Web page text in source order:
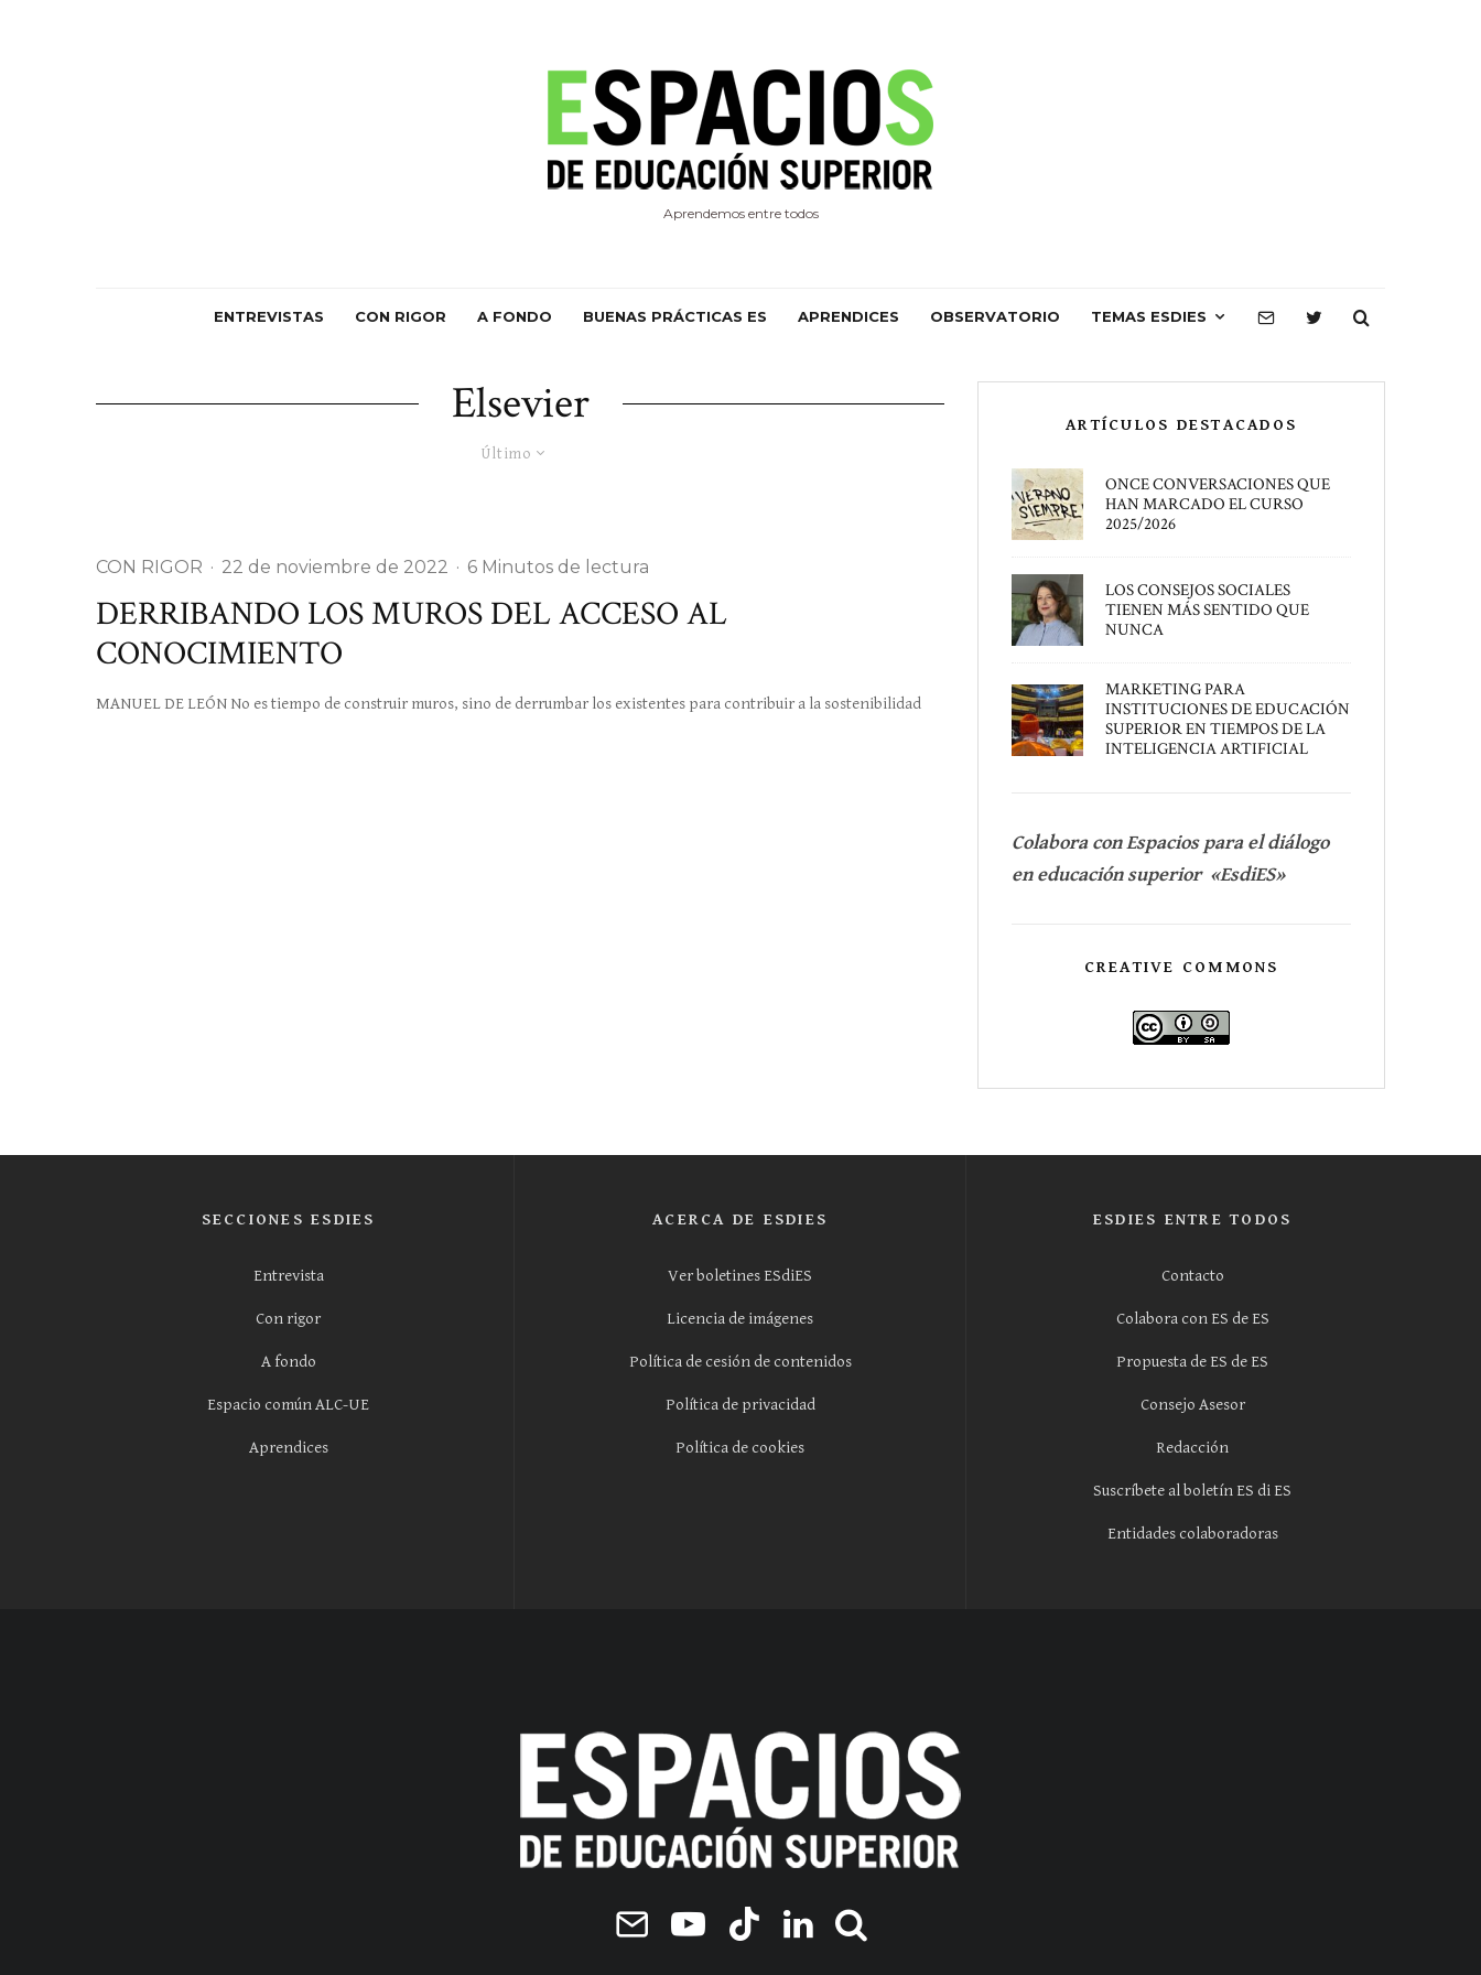
Aprendemos entre todos
ENTREVISTAS CON RIGOR A FONDO BUENAS PRÁCTICAS ES APRENDICES OBSERVATORIO TEMAS ESDIES
Elsevier
Último
CON RIGOR · 22 de noviembre de 2022 · 6 Minutos de lectura
DERRIBANDO LOS MUROS DEL ACCESO AL
CONOCIMIENTO
MANUEL DE LEÓN No es tiempo de construir muros, sino de derrumbar los existentes para contribuir a la sostenibilidad
ARTÍCULOS DESTACADOS
ONCE CONVERSACIONES QUE
HAN MARCADO EL CURSO
2025/2026
LOS CONSEJOS SOCIALES
TIENEN MÁS SENTIDO QUE
NUNCA
MARKETING PARA
INSTITUCIONES DE EDUCACIÓN
SUPERIOR EN TIEMPOS DE LA
INTELIGENCIA ARTIFICIAL
Colabora con Espacios para el diálogo
en educación superior «EsdiES»
CREATIVE COMMONS
SECCIONES ESDIES
Entrevista
Con rigor
A fondo
Espacio común ALC-UE
Aprendices
ACERCA DE ESDIES
Ver boletines ESdiES
Licencia de imágenes
Política de cesión de contenidos
Política de privacidad
Política de cookies
ESDIES ENTRE TODOS
Contacto
Colabora con ES de ES
Propuesta de ES de ES
Consejo Asesor
Redacción
Suscríbete al boletín ES di ES
Entidades colaboradoras